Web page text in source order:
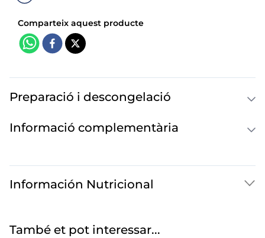
Preparació i descongelació
Informació complementària
Información Nutricional
També et pot interessar...